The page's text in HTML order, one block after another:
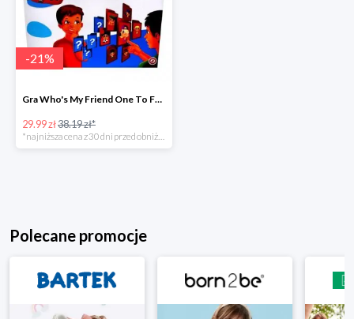
-21%
Gra Who's My Friend One To Fun w super cenie
29.99 zł38.19 zł*
Polecane promocje